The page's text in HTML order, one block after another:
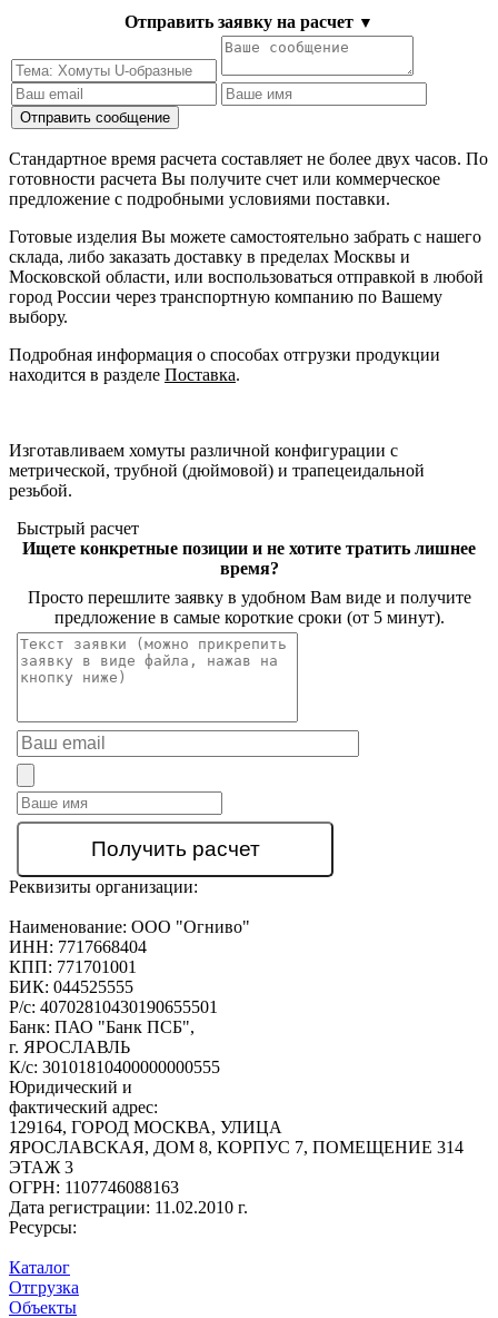
Отправить заявку на расчет ▼
Стандартное время расчета составляет не более двух часов. По
готовности расчета Вы получите счет или коммерческое
предложение с подробными условиями поставки.
Готовые изделия Вы можете самостоятельно забрать с нашего
склада, либо заказать доставку в пределах Москвы и
Московской области, или воспользоваться отправкой в любой
город России через транспортную компанию по Вашему
выбору.
Подробная информация о способах отгрузки продукции
находится в разделе Поставка.
Изготавливаем хомуты различной конфигурации с
метрической, трубной (дюймовой) и трапецеидальной
резьбой.
Быстрый расчет
Ищете конкретные позиции и не хотите тратить лишнее
время?
Просто перешлите заявку в удобном Вам виде и получите
предложение в самые короткие сроки (от 5 минут).
Реквизиты организации:
Наименование: ООО "Огниво"
ИНН: 7717668404
КПП: 771701001
БИК: 044525555
Р/с: 40702810430190655501
Банк: ПАО "Банк ПСБ",
г. ЯРОСЛАВЛЬ
К/с: 30101810400000000555
Юридический и
фактический адрес:
129164, ГОРОД МОСКВА, УЛИЦА
ЯРОСЛАВСКАЯ, ДОМ 8, КОРПУС 7, ПОМЕЩЕНИЕ 314
ЭТАЖ 3
ОГРН: 1107746088163
Дата регистрации: 11.02.2010 г.
Ресурсы:
Каталог
Отгрузка
Объекты